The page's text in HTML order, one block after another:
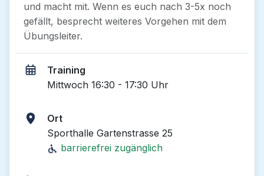
und macht mit. Wenn es euch nach 3-5x noch
gefällt, besprecht weiteres Vorgehen mit dem
Übungsleiter.
Training
Mittwoch 16:30 - 17:30 Uhr
Ort
Sporthalle Gartenstrasse 25
barrierefrei zugänglich